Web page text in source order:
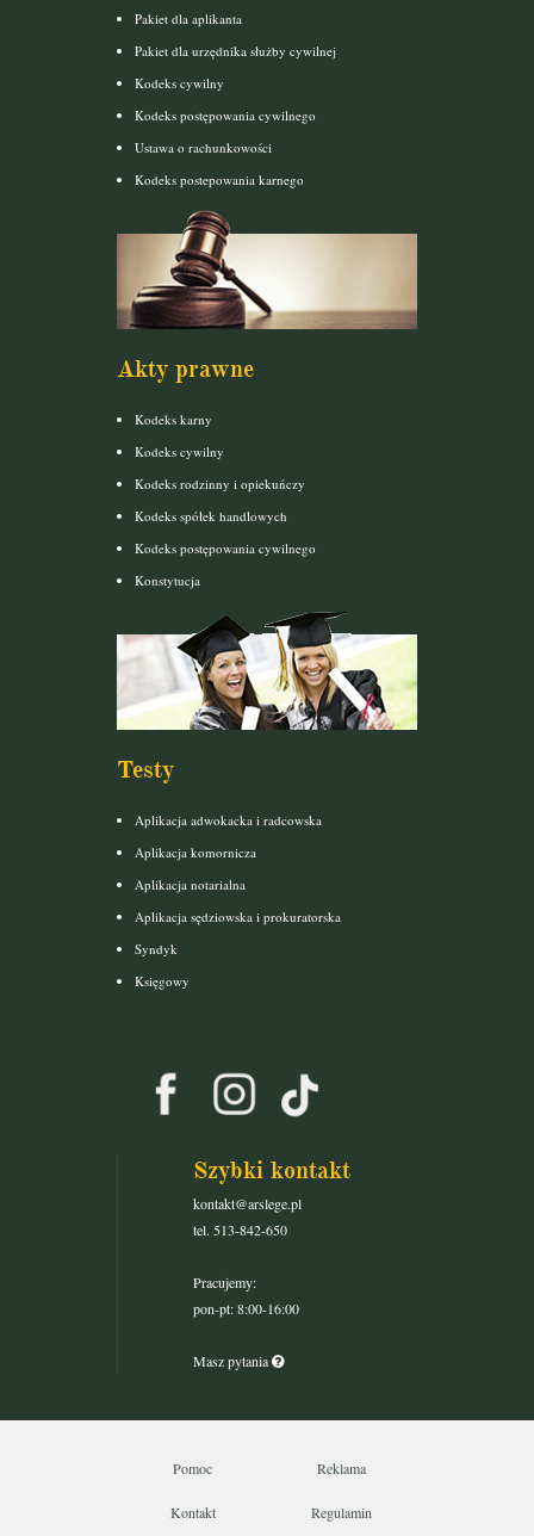
Pakiet dla aplikanta
Pakiet dla urzędnika służby cywilnej
Kodeks cywilny
Kodeks postępowania cywilnego
Ustawa o rachunkowości
Kodeks postepowania karnego
Akty prawne
Kodeks karny
Kodeks cywilny
Kodeks rodzinny i opiekuńczy
Kodeks spółek handlowych
Kodeks postępowania cywilnego
Konstytucja
Testy
Aplikacja adwokacka i radcowska
Aplikacja komornicza
Aplikacja notarialna
Aplikacja sędziowska i prokuratorska
Syndyk
Księgowy
Szybki kontakt
kontakt@arslege.pl
tel. 513-842-650
Pracujemy:
pon-pt: 8:00-16:00
Masz pytania
Pomoc Reklama
Kontakt Regulamin